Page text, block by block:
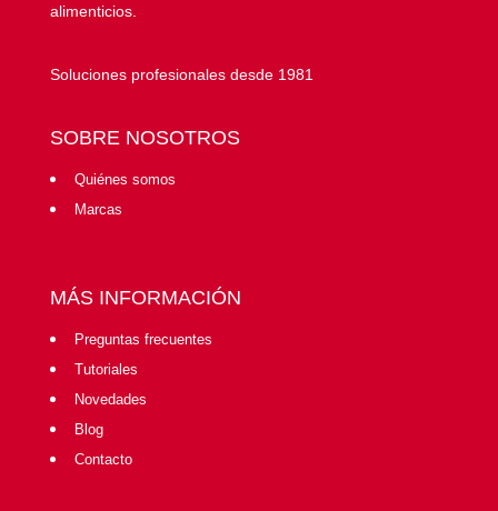
alimenticios.
Soluciones profesionales desde 1981
SOBRE NOSOTROS
Quiénes somos
Marcas
MÁS INFORMACIÓN
Preguntas frecuentes
Tutoriales
Novedades
Blog
Contacto